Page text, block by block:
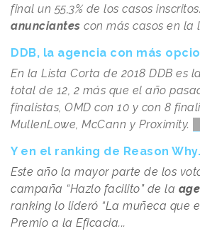
final un 55,3% de los casos
anunciantes con más casos en la
DDB, la agencia con más
En la Lista Corta de 2018 DDB es
total de 12, 2 más que el año
finalistas, OMD con 10 y con 8
MullenLowe, McCann y Proximity.
Y en el ranking de Reason
Este año la mayor parte de los
campaña “Hazlo facilito” de la
ranking lo lideró “La muñeca que
Premio a la Eficacia...